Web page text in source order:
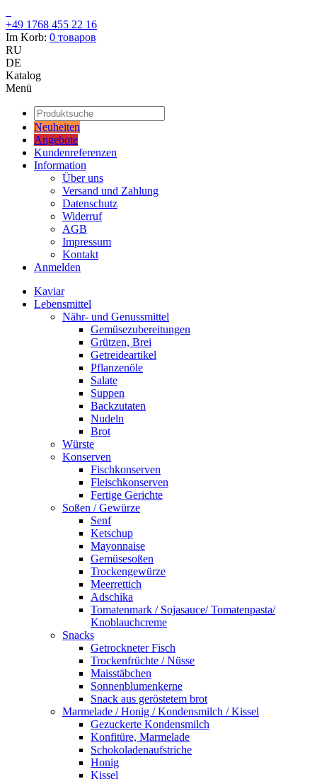
+49 1768 455 22 16
Im Korb: 0 товаров
RU
DE
Katalog
Menü
Neuheiten
Angebote
Kundenreferenzen
Information
Über uns
Versand und Zahlung
Datenschutz
Widerruf
AGB
Impressum
Kontakt
Anmelden
Kaviar
Lebensmittel
Nähr- und Genussmittel
Gemüsezubereitungen
Grützen, Brei
Getreideartikel
Pflanzenöle
Salate
Suppen
Backzutaten
Nudeln
Brot
Würste
Konserven
Fischkonserven
Fleischkonserven
Fertige Gerichte
Soßen / Gewürze
Senf
Ketschup
Mayonnaise
Gemüsesoßen
Trockengewürze
Meerrettich
Adschika
Tomatenmark / Sojasauce/ Tomatenpasta/
Knoblauchcreme
Snacks
Getrockneter Fisch
Trockenfrüchte / Nüsse
Maisstäbchen
Sonnenblumenkerne
Snack aus geröstetem brot
Marmelade / Honig / Kondensmilch / Kissel
Gezuckerte Kondensmilch
Konfitüre, Marmelade
Schokoladenaufstriche
Honig
Kissel